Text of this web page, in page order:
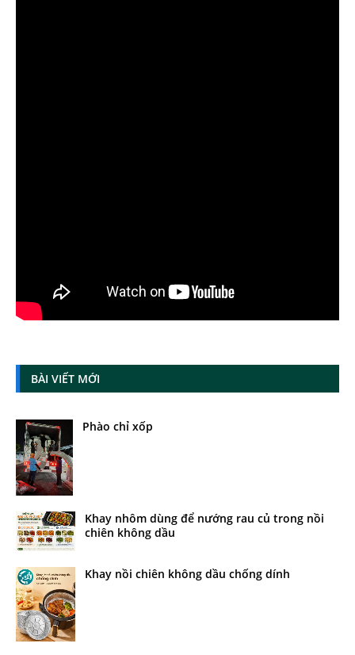
BÀI VIẾT MỚI
Phào chỉ xốp
Khay nhôm dùng để nướng rau củ trong nồi
chiên không dầu
Khay nồi chiên không dầu chống dính